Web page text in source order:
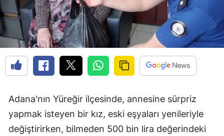
Adana'nın Yüreğir ilçesinde, annesine sürpriz
yapmak isteyen bir kız, eski eşyaları yenileriyle
değiştirirken, bilmeden 500 bin lira değerindeki